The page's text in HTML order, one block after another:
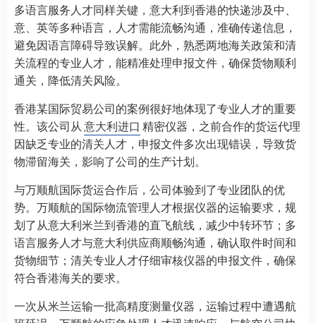
多语言服务人才同样关键，意大利到香港的快递涉及中、
意、英等多种语言，人才需能流畅沟通，准确传递信息，
避免因语言障碍导致误解。此外，熟悉两地海关政策和清
关流程的专业人才，能精准处理申报文件，确保货物顺利
通关，降低清关风险。
香港某国际贸易公司的案例很好地体现了专业人才的重要
性。该公司从意大利进口 精密仪器，之前合作的货运代理
因缺乏专业的清关人才，申报文件多次出现错误，导致货
物滞留海关，影响了公司的生产计划。
与万顺航国际货运合作后，公司体验到了专业团队的优
势。万顺航的国际物流管理人才根据仪器的运输要求，规
划了从意大利米兰到香港的直飞航线，减少中转环节；多
语言服务人才与意大利供应商顺畅沟通，确认取件时间和
货物细节；清关专业人才仔细审核仪器的申报文件，确保
符合香港海关的要求。
一次从米兰运输一批高精度测量仪器，运输过程中遭遇航